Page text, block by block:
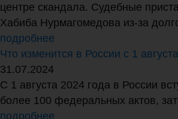
центре скандала. Судебные
Хабиба Нурмагомедова из-за
подробнее
Что изменится в России с 1
31.07.2024
С 1 августа 2024 года в России
более 100 федеральных актов,
подробнее